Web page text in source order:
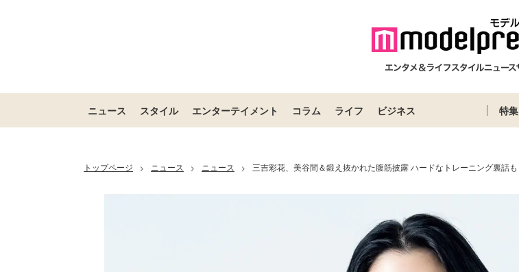
ニュース スタイル エンターテイメント コラム ライフ ビジネス 特集
トップページ > ニュース > ニュース > 三吉彩花、美谷間＆鍛え抜かれた腹筋披露 ハードなトレーニング裏話も